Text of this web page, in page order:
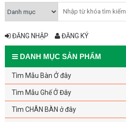
ĐĂNG NHẬP ĐĂNG KÝ
DANH MỤC SẢN PHẨM
Tìm Mẫu Bàn Ở đây
Tìm Mẫu Ghế Ở Đây
Tìm CHÂN BÀN ở đây